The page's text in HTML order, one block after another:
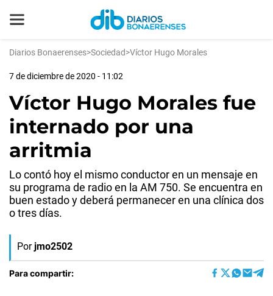
Diarios Bonaerenses>Sociedad>Víctor Hugo Morales
7 de diciembre de 2020 - 11:02
Víctor Hugo Morales fue
internado por una
arritmia
Lo contó hoy el mismo conductor en un mensaje en
su programa de radio en la AM 750. Se encuentra en
buen estado y deberá permanecer en una clínica dos
o tres días.
Por jmo2502
Para compartir: